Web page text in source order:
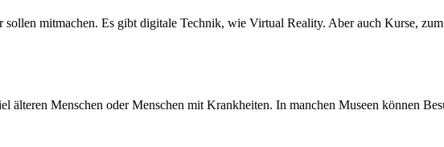
mitmachen. Es gibt digitale Technik, wie Virtual Reality. Aber auch Kurse,
Menschen oder Menschen mit Krankheiten. In manchen Museen können